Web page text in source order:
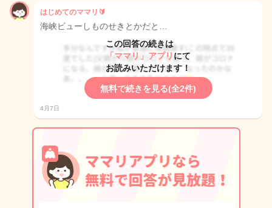
はじめてのママリ🔰
海峡ビューしものせきとかだと…
この回答の続きは
「ママリ」アプリ にて
お読みいただけます！
無料で続きを見る(全2件)
4月7日